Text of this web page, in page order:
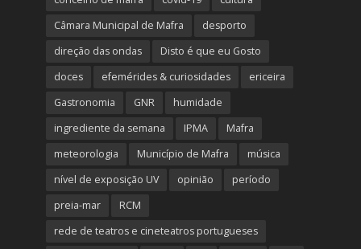
Câmara Municipal de Mafra
desporto
direção das ondas
Disto é que eu Gosto
doces
efemérides & curiosidades
ericeira
Gastronomia
GNR
humidade
ingrediente da semana
IPMA
Mafra
meteorologia
Município de Mafra
música
nível de exposição UV
opinião
período
preia-mar
RCM
rede de teatros e cineteatros portugueses